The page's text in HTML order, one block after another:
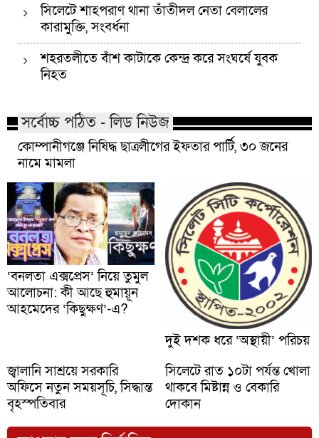
সিলেটে শাহপরাণ থানা তাঁতীদল নেতা বেলালের
কারামুক্তি, সংবর্ধনা
শহরতলীতে বাঁশ কাটাকে কেন্দ্র করে সংঘর্ষে যুবক
নিহত
সর্বোচ্চ পঠিত - লিড নিউজ
কোম্পানীগঞ্জে নিষিদ্ধ ছাত্রলীগের ইফতার পার্টি, ৩০ জনের
নামে মামলা
‘বনলতা এক্সপ্রেস’ নিয়ে তুমুল
আলোচনা: কী আছে হুমায়ূন
আহমেদের ‘কিছুক্ষণ’-এ?
দুই দশক ধরে ‘অস্থায়ী’ পরিচয়
জ্বালানি সাশ্রয়ে সরকারি
অফিসে নতুন সময়সূচি, সিদ্ধান্ত
বৃহস্পতিবার
সিলেটে রাত ১০টা পর্যন্ত খোলা
থাকবে মিষ্টান্ন ও বেকারি
দোকান